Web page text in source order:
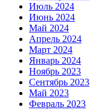
Июль 2024
Июнь 2024
Май 2024
Апрель 2024
Март 2024
Январь 2024
Ноябрь 2023
Сентябрь 2023
Май 2023
Февраль 2023